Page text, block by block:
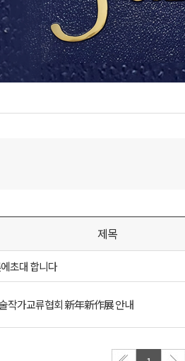
제목
초대 합니다
작가교류협회 新年新作展 안내